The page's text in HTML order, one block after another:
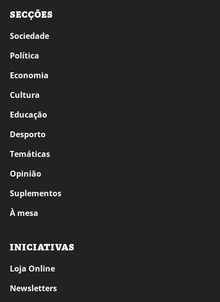
SECÇÕES
Sociedade
Política
Economia
Cultura
Educação
Desporto
Temáticas
Opinião
Suplementos
À mesa
INICIATIVAS
Loja Online
Newsletters